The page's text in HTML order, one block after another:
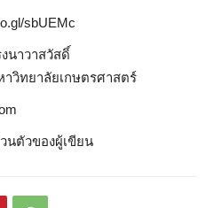
sbUEMc
นาวาสวัสดิ์
วิทยาลัยเกษตรศาสตร์
นตัวของผู้เขียน